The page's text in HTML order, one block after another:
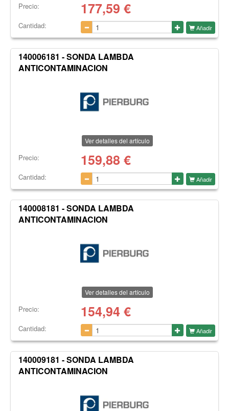
Precio: 177,59 €
Cantidad: Añadir
140006181 - SONDA LAMBDA
ANTICONTAMINACION
Ver detalles del artículo
Precio: 159,88 €
Cantidad: Añadir
140008181 - SONDA LAMBDA
ANTICONTAMINACION
Ver detalles del artículo
Precio: 154,94 €
Cantidad: Añadir
140009181 - SONDA LAMBDA
ANTICONTAMINACION